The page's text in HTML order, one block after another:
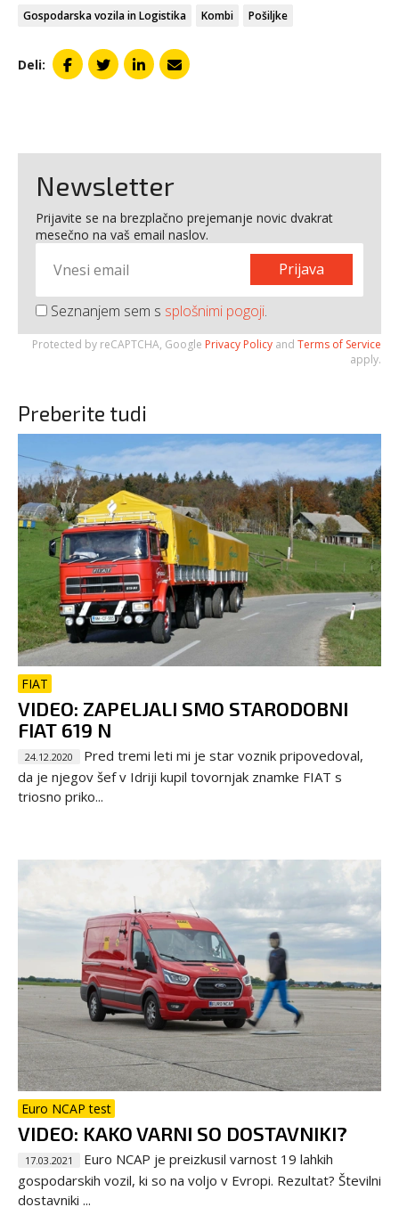
Gospodarska vozila in Logistika
Kombi Pošiljke
Deli:
Newsletter
Prijavite se na brezplačno prejemanje novic dvakrat
mesečno na vaš email naslov.
Prijava
Seznanjem sem s splošnimi pogoji.
Protected by reCAPTCHA, Google Privacy Policy and Terms of Service
apply.
Preberite tudi
FIAT
VIDEO: ZAPELJALI SMO STARODOBNI
FIAT 619 N
24.12.2020
Pred tremi leti mi je star voznik pripovedoval,
da je njegov šef v Idriji kupil tovornjak znamke FIAT s
triosno priko...
Euro NCAP test
VIDEO: KAKO VARNI SO DOSTAVNIKI?
17.03.2021
Euro NCAP je preizkusil varnost 19 lahkih
gospodarskih vozil, ki so na voljo v Evropi. Rezultat? Številni
dostavniki ...